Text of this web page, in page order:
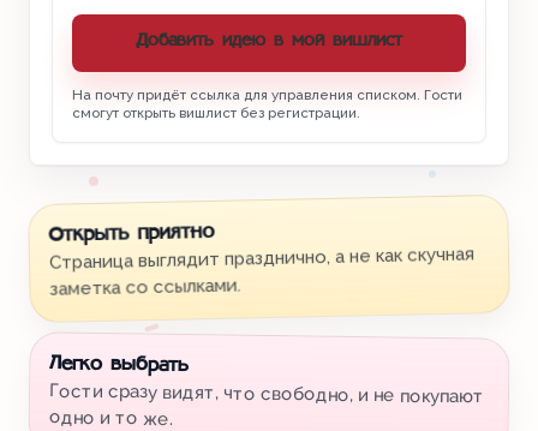
Добавить идею в мой вишлист
На почту придёт ссылка для управления списком. Гости
смогут открыть вишлист без регистрации.
Открыть приятно
Страница выглядит празднично, а не как скучная
заметка со ссылками.
Легко выбрать
Гости сразу видят, что свободно, и не покупают
одно и то же.